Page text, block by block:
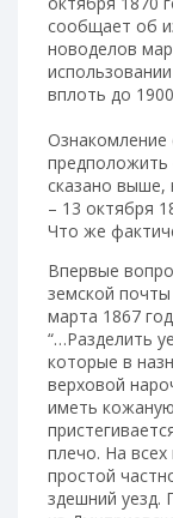
сообщает об
новоделов
вплоть до
Ознакомление
предположить
сказано выше,
– 13 октября
Что же
Впервые
земской
марта 1867
“…Разделить
которые в
верховой
иметь
плечо. На
простой
здешний уезд.